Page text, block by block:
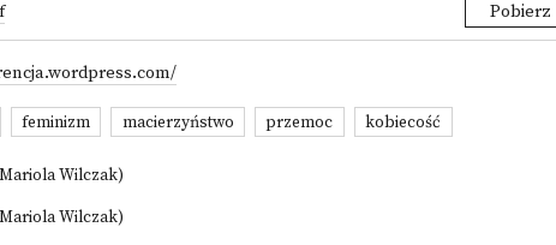
Pobierz
feminizm macierzyństwo przemoc kobiecość
Wilczak)
Wilczak)